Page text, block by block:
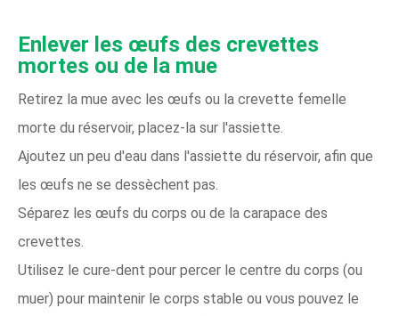
Enlever les œufs des crevettes
mortes ou de la mue
Retirez la mue avec les œufs ou la crevette femelle
morte du réservoir, placez-la sur l'assiette.
Ajoutez un peu d'eau dans l'assiette du réservoir, afin que
les œufs ne se dessèchent pas.
Séparez les œufs du corps ou de la carapace des
crevettes.
Utilisez le cure-dent pour percer le centre du corps (ou
muer) pour maintenir le corps stable ou vous pouvez le